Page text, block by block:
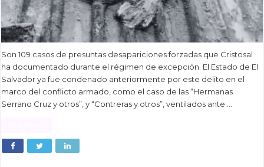
Son 109 casos de presuntas desapariciones forzadas que Cristosal
ha documentado durante el régimen de excepción. El Estado de El
Salvador ya fue condenado anteriormente por este delito en el
marco del conflicto armado, como el caso de las “Hermanas
Serrano Cruz y otros”, y “Contreras y otros”, ventilados ante …